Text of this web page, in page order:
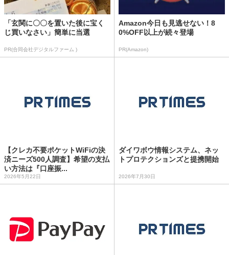
「玄関に〇〇を置いた後に宝く
じ買いなさい」簡単に当選
PR(合同会社デジタルファーム )
Amazon今日も見逃せない！8
0%OFF以上が続々登場
PR(Amazon)
【クレカ不要ポケットWiFiの決
済ニーズ500人調査】希望の支払
い方法は『口座振...
2026年5月22日
ダイワボウ情報システム、ネッ
トプロテクションズと提携開始
2026年7月30日